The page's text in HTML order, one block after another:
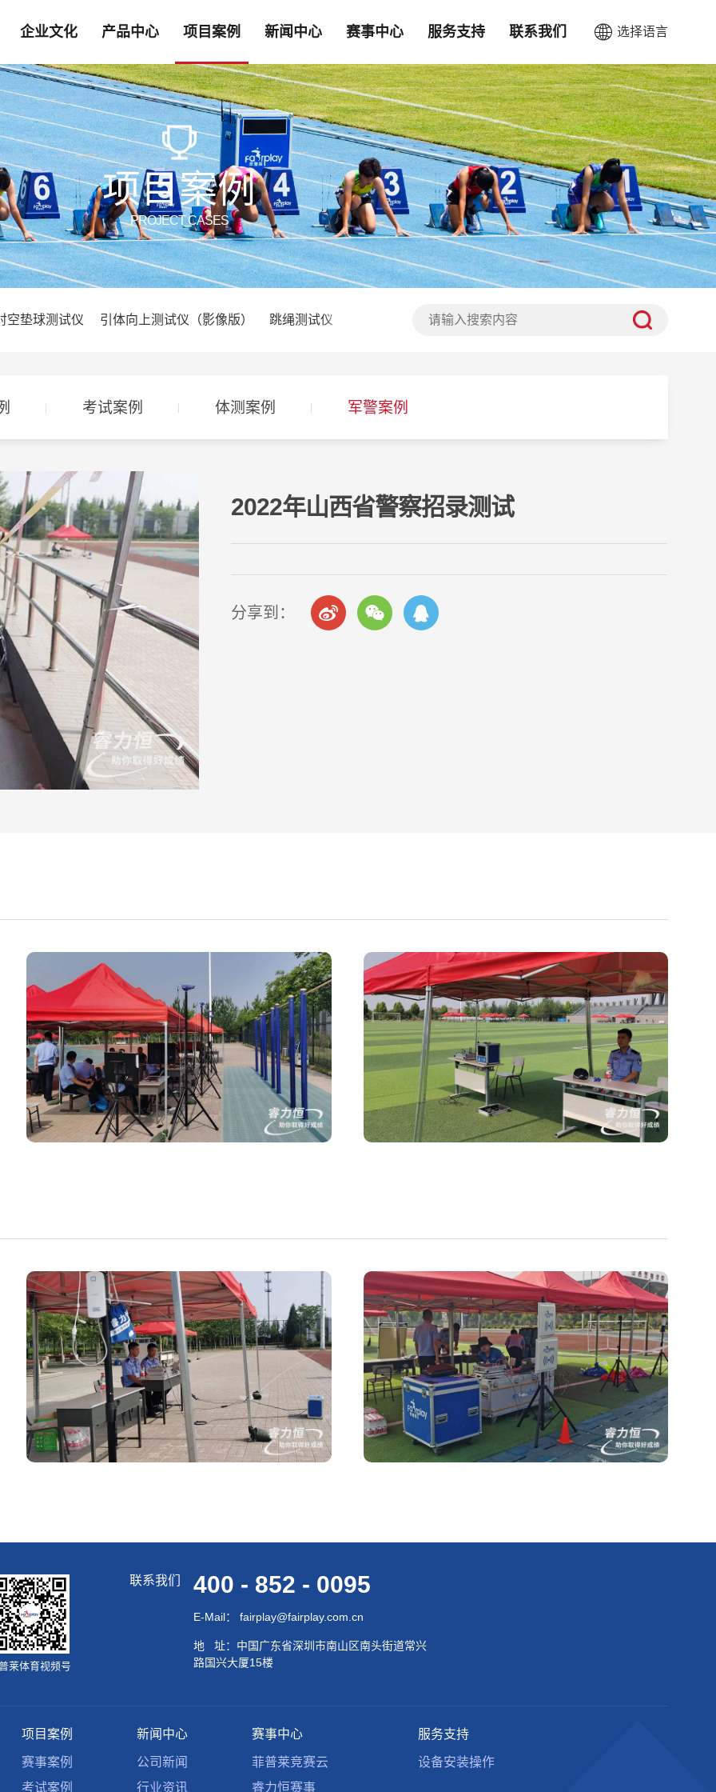
选择语言
CN
EN
企业文化 产品中心 项目案例 新闻中心 赛事中心 服务支持 联系我们
项目案例
PROJECT CASES
空垫球测试仪 引体向上测试仪（影像版） 跳绳测试仪 超声风速测量显示系统
考试案例 体测案例 军警案例
2022年山西省警察招录测试
分享到：
莱体育视频号
联系我们 400 - 852 - 0095
E-Mail： fairplay@fairplay.com.cn
地 址：中国广东省深圳市南山区南头街道常兴
路国兴大厦15楼
项目案例
赛事案例
考试案例
新闻中心
公司新闻
行业资讯
赛事中心
菲普莱竞赛云
睿力恒赛事
服务支持
设备安装操作